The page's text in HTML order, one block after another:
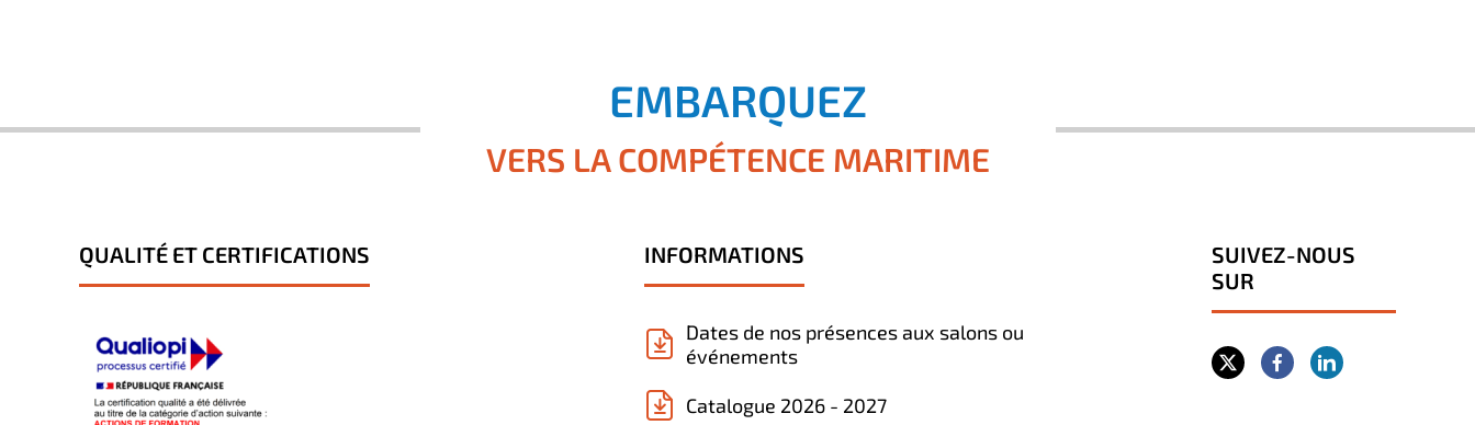
EMBARQUEZ
VERS LA COMPÉTENCE MARITIME
QUALITÉ ET CERTIFICATIONS INFORMATIONS
Dates de nos présences aux salons ou
événements
Catalogue 2026 - 2027
SUIVEZ-NOUS
SUR